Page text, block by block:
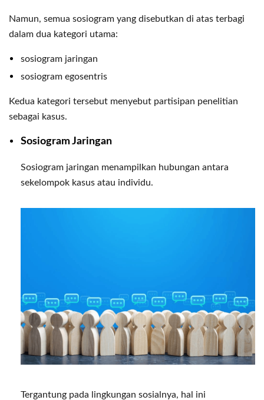
Namun, semua sosiogram yang disebutkan di atas terbagi
dalam dua kategori utama:
sosiogram jaringan
sosiogram egosentris
Kedua kategori tersebut menyebut partisipan penelitian
sebagai kasus.
Sosiogram Jaringan
Sosiogram jaringan menampilkan hubungan antara
sekelompok kasus atau individu.
Tergantung pada lingkungan sosialnya, hal ini